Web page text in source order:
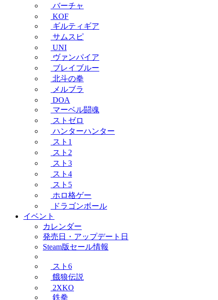
バーチャ
KOF
ギルティギア
サムスピ
UNI
ヴァンパイア
ブレイブルー
北斗の拳
メルブラ
DOA
マーベル闘魂
ストゼロ
ハンターハンター
スト1
スト2
スト3
スト4
スト5
ホロ格ゲー
ドラゴンボール
イベント
カレンダー
発売日・アップデート日
Steam版セール情報
スト6
餓狼伝説
2XKO
鉄拳